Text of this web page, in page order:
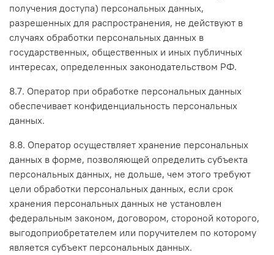
получения доступа) персональных данных,
разрешенных для распространения, не действуют в
случаях обработки персональных данных в
государственных, общественных и иных публичных
интересах, определенных законодательством РФ.
8.7. Оператор при обработке персональных данных
обеспечивает конфиденциальность персональных
данных.
8.8. Оператор осуществляет хранение персональных
данных в форме, позволяющей определить субъекта
персональных данных, не дольше, чем этого требуют
цели обработки персональных данных, если срок
хранения персональных данных не установлен
федеральным законом, договором, стороной которого,
выгодоприобретателем или поручителем по которому
является субъект персональных данных.